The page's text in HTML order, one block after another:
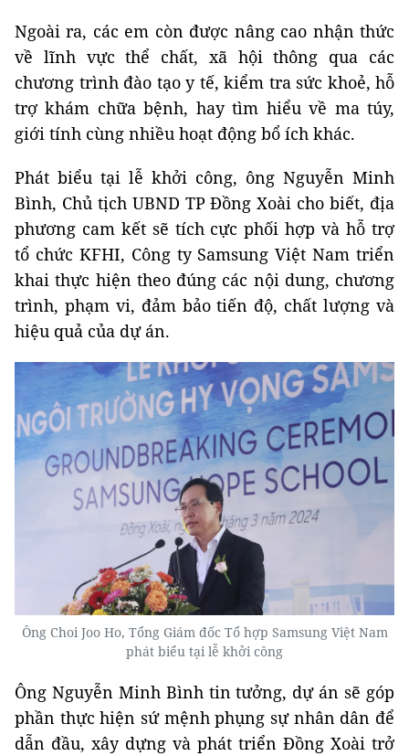
Ngoài ra, các em còn được nâng cao nhận thức
về lĩnh vực thể chất, xã hội thông qua các
chương trình đào tạo y tế, kiểm tra sức khoẻ, hỗ
trợ khám chữa bệnh, hay tìm hiểu về ma túy,
giới tính cùng nhiều hoạt động bổ ích khác.
Phát biểu tại lễ khởi công, ông Nguyễn Minh
Bình, Chủ tịch UBND TP Đồng Xoài cho biết, địa
phương cam kết sẽ tích cực phối hợp và hỗ trợ
tổ chức KFHI, Công ty Samsung Việt Nam triển
khai thực hiện theo đúng các nội dung, chương
trình, phạm vi, đảm bảo tiến độ, chất lượng và
hiệu quả của dự án.
Ông Choi Joo Ho, Tổng Giám đốc Tổ hợp Samsung Việt Nam
phát biểu tại lễ khởi công
Ông Nguyễn Minh Bình tin tưởng, dự án sẽ góp
phần thực hiện sứ mệnh phụng sự nhân dân để
dẫn đầu, xây dựng và phát triển Đồng Xoài trở